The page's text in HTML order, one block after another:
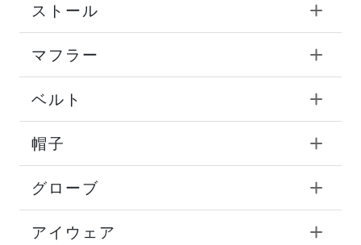
ストール
マフラー
ベルト
帽子
グローブ
アイウェア